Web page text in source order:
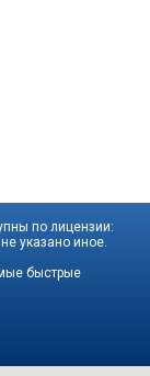
по лицензии:
указано иное.
быстрые